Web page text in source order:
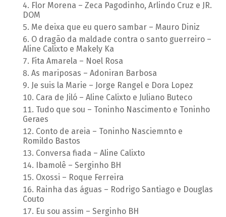
Flor Morena – Zeca Pagodinho, Arlindo Cruz e JR.
DOM
Me deixa que eu quero sambar – Mauro Diniz
O dragão da maldade contra o santo guerreiro –
Aline Calixto e Makely Ka
Fita Amarela – Noel Rosa
As mariposas – Adoniran Barbosa
Je suis la Marie – Jorge Rangel e Dora Lopez
Cara de Jiló – Aline Calixto e Juliano Buteco
Tudo que sou – Toninho Nascimento e Toninho
Geraes
Conto de areia – Toninho Nasciemnto e
Romildo Bastos
Conversa fiada – Aline Calixto
Ibamolê – Serginho BH
Oxossi – Roque Ferreira
Rainha das águas – Rodrigo Santiago e Douglas
Couto
Eu sou assim – Serginho BH